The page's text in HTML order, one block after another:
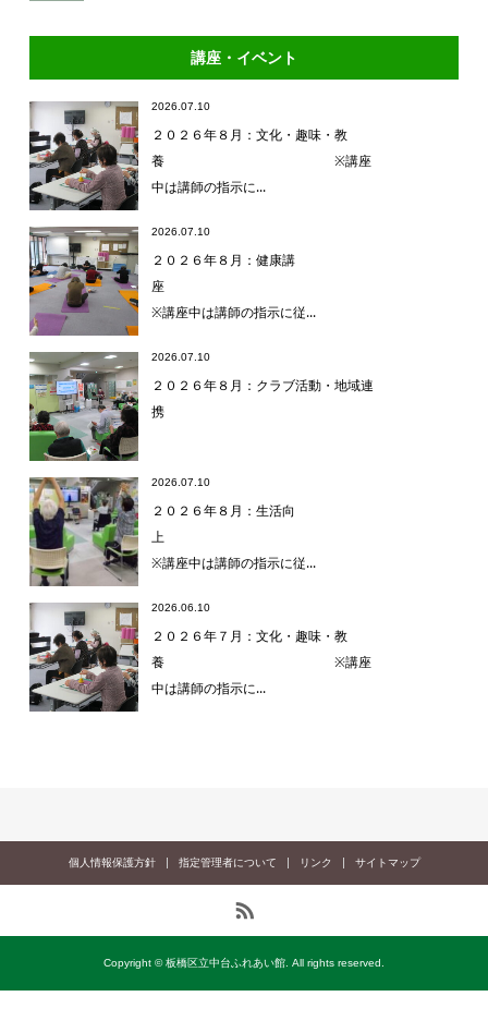
講座・イベント
2026.07.10
２０２６年８月：文化・趣味・教
養 ※講座
中は講師の指示に...
2026.07.10
２０２６年８月：健康講
座
※講座中は講師の指示に従...
2026.07.10
２０２６年８月：クラブ活動・地域連
携
2026.07.10
２０２６年８月：生活向
上
※講座中は講師の指示に従...
2026.06.10
２０２６年７月：文化・趣味・教
養 ※講座
中は講師の指示に...
個人情報保護方針 指定管理者について リンク サイトマップ
Copyright © 板橋区立中台ふれあい館. All rights reserved.